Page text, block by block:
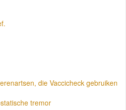
die Vaccicheck gebruiken
tremor